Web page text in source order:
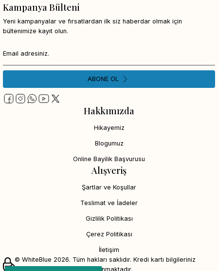
Hakkımızda
Hikayemiz
Blogumuz
Online Bayilik Başvurusu
Alışveriş
Şartlar ve Koşullar
Teslimat ve İadeler
Gizlilik Politikası
Çerez Politikası
İletişim
Kampanya Bülteni
Yeni kampanyalar ve fırsatlardan ilk siz haberdar olmak için
bültenimize kayıt olun.
ABONE OL
© WhiteBlue 2026. Tüm hakları saklıdır. Kredi kartı bilgileriniz
256bit SSL sertifikası ile korunmaktadır.